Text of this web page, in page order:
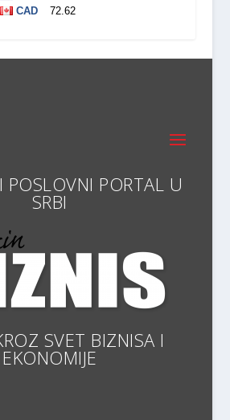
POSLOVNI
SVET BIZNISA I